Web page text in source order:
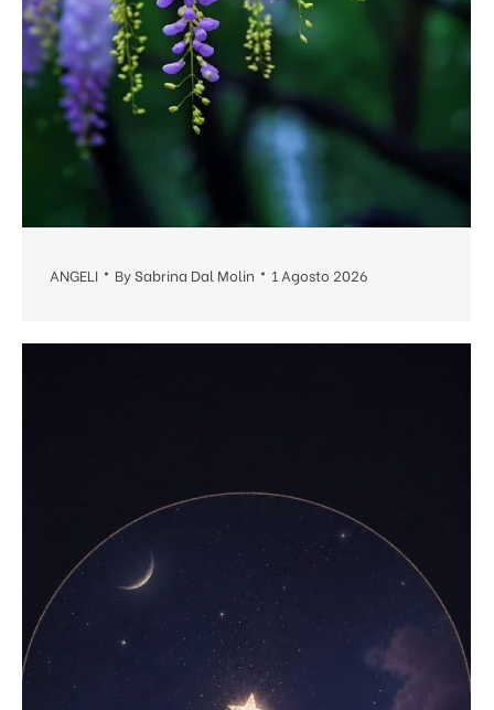
ANGELI BySabrina Dal Molin 1 Agosto 2026